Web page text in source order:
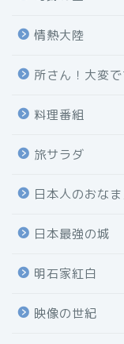
情熱大陸
所さん！大変で
料理番組
旅サラダ
日本人のおなま
日本最強の城
明石家紅白
映像の世紀